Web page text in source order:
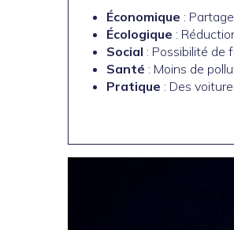
Économique :
Écologique :
Social : Possibilité de
Santé : Moins de
Pratique : Des